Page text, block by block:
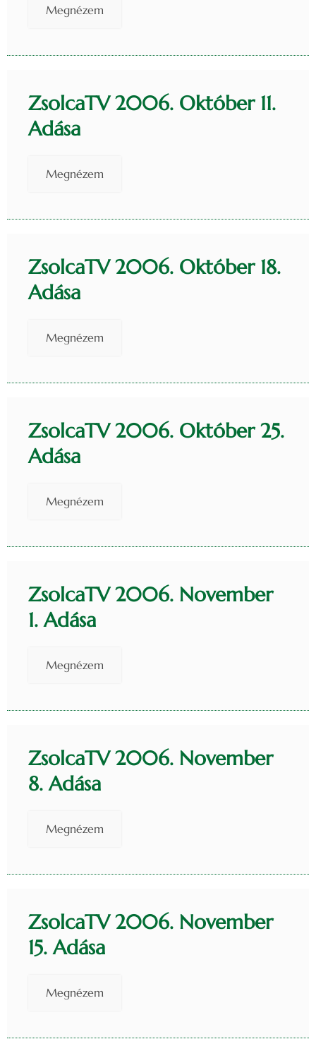
Megnézem
ZsolcaTV 2006. Október 11.
Adása
Megnézem
ZsolcaTV 2006. Október 18.
Adása
Megnézem
ZsolcaTV 2006. Október 25.
Adása
Megnézem
ZsolcaTV 2006. November
1. Adása
Megnézem
ZsolcaTV 2006. November
8. Adása
Megnézem
ZsolcaTV 2006. November
15. Adása
Megnézem